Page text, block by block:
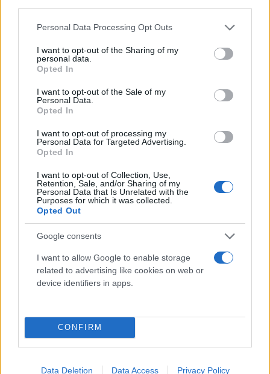
Please note that this website/app uses one or more Google
not limited to your visit or usage behaviour. You may click to
grant or deny consent to Google and its third-party tags to
use your data for below specified purposes in below Google
consent section.
Personal Data Processing Opt Outs
I want to opt-out of the Sharing of my
personal data.
Opted In
I want to opt-out of the Sale of my
Personal Data.
Opted In
I want to opt-out of processing my
Personal Data for Targeted Advertising.
Opted In
I want to opt-out of Collection, Use,
Retention, Sale, and/or Sharing of my
Personal Data that Is Unrelated with the
Purposes for which it was collected.
Opted Out
Google consents
I want to allow Google to enable storage
related to advertising like cookies on web or
device identifiers in apps.
CONFIRM
Data Deletion Data Access Privacy Policy
Ο Αλέξης Κουγιας ανέλαβε την αισθητικό που
κατηγορείται για παράνομες επεμβάσεις
25.11.2023 14:23
Ομάδα
Flash.gr
διαφθοράς» στο ελληνικό ποδόσφαιρο